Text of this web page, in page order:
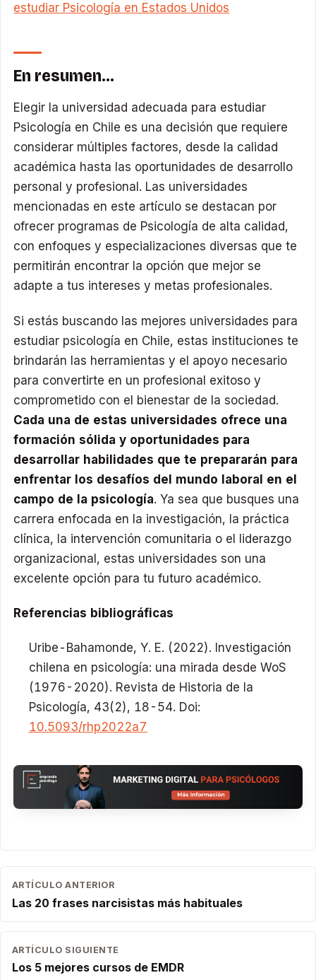
estudiar Psicología en Estados Unidos
En resumen…
Elegir la universidad adecuada para estudiar
Psicología en Chile es una decisión que requiere
considerar múltiples factores, desde la calidad
académica hasta las oportunidades de desarrollo
personal y profesional. Las universidades
mencionadas en este artículo se destacan por
ofrecer programas de Psicología de alta calidad,
con enfoques y especializaciones diversas que te
permitirán encontrar la opción que mejor se
adapte a tus intereses y metas profesionales.
Si estás buscando las mejores universidades para
estudiar psicología en Chile, estas instituciones te
brindarán las herramientas y el apoyo necesario
para convertirte en un profesional exitoso y
comprometido con el bienestar de la sociedad.
Cada una de estas universidades ofrece una
formación sólida y oportunidades para
desarrollar habilidades que te prepararán para
enfrentar los desafíos del mundo laboral en el
campo de la psicología. Ya sea que busques una
carrera enfocada en la investigación, la práctica
clínica, la intervención comunitaria o el liderazgo
organizacional, estas universidades son una
excelente opción para tu futuro académico.
Referencias bibliográficas
Uribe-Bahamonde, Y. E. (2022). Investigación
chilena en psicología: una mirada desde WoS
(1976-2020). Revista de Historia de la
Psicología, 43(2), 18-54. Doi:
10.5093/rhp2022a7
ARTÍCULO ANTERIOR
Las 20 frases narcisistas más habituales
ARTÍCULO SIGUIENTE
Los 5 mejores cursos de EMDR